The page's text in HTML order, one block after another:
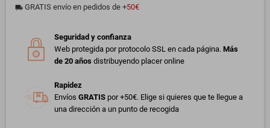
local_shipping GRATIS envío en pedidos de +50€
Seguridad y confianza
Web protegida por protocolo SSL en cada página. Más
de 20 años distribuyendo placer online
Rapidez
Envíos GRATIS por +50€. Elige si quieres que te llegue a
una dirección a un punto de recogida